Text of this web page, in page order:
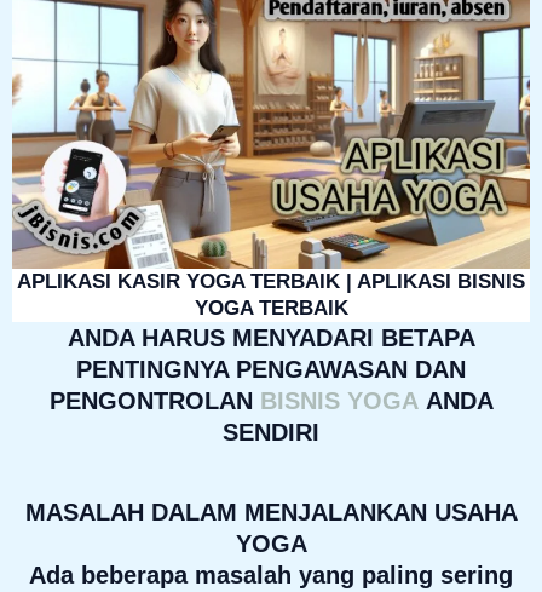
APLIKASI KASIR YOGA TERBAIK | APLIKASI BISNIS
YOGA TERBAIK
ANDA HARUS MENYADARI BETAPA
PENTINGNYA PENGAWASAN DAN
PENGONTROLAN BISNIS YOGA ANDA
SENDIRI
MASALAH DALAM MENJALANKAN USAHA
YOGA
Ada beberapa masalah yang paling sering